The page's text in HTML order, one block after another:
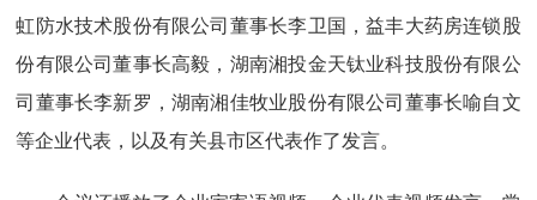
虹防水技术股份有限公司董事长李卫国，益丰大药房连锁股
份有限公司董事长高毅，湖南湘投金天钛业科技股份有限公
司董事长李新罗，湖南湘佳牧业股份有限公司董事长喻自文
等企业代表，以及有关县市区代表作了发言。